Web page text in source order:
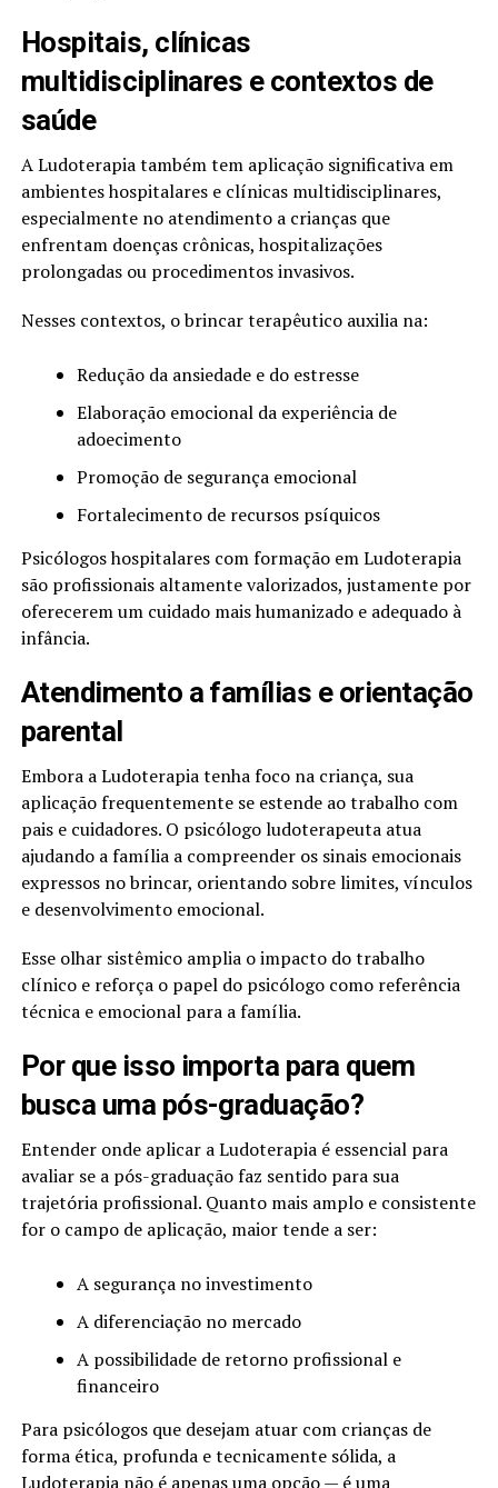
Hospitais, clínicas
multidisciplinares e contextos de
saúde
A Ludoterapia também tem aplicação significativa em
ambientes hospitalares e clínicas multidisciplinares,
especialmente no atendimento a crianças que
enfrentam doenças crônicas, hospitalizações
prolongadas ou procedimentos invasivos.
Nesses contextos, o brincar terapêutico auxilia na:
Redução da ansiedade e do estresse
Elaboração emocional da experiência de
adoecimento
Promoção de segurança emocional
Fortalecimento de recursos psíquicos
Psicólogos hospitalares com formação em Ludoterapia
são profissionais altamente valorizados, justamente por
oferecerem um cuidado mais humanizado e adequado à
infância.
Atendimento a famílias e orientação
parental
Embora a Ludoterapia tenha foco na criança, sua
aplicação frequentemente se estende ao trabalho com
pais e cuidadores. O psicólogo ludoterapeuta atua
ajudando a família a compreender os sinais emocionais
expressos no brincar, orientando sobre limites, vínculos
e desenvolvimento emocional.
Esse olhar sistêmico amplia o impacto do trabalho
clínico e reforça o papel do psicólogo como referência
técnica e emocional para a família.
Por que isso importa para quem
busca uma pós-graduação?
Entender onde aplicar a Ludoterapia é essencial para
avaliar se a pós-graduação faz sentido para sua
trajetória profissional. Quanto mais amplo e consistente
for o campo de aplicação, maior tende a ser:
A segurança no investimento
A diferenciação no mercado
A possibilidade de retorno profissional e
financeiro
Para psicólogos que desejam atuar com crianças de
forma ética, profunda e tecnicamente sólida, a
Ludoterapia não é apenas uma opção — é uma